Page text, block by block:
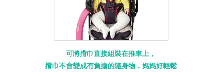
可將揹巾直接組裝在推車上，
揹巾不會變成有負擔的隨身物，媽媽好輕鬆